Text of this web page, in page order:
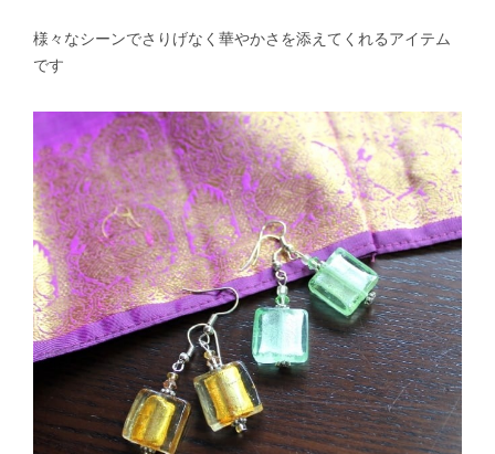
様々なシーンでさりげなく華やかさを添えてくれるアイテム
です